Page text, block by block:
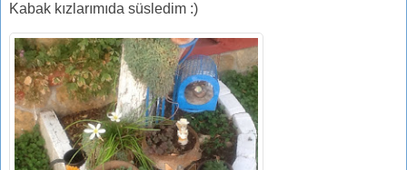
Kabak kızlarımıda süsledim :)